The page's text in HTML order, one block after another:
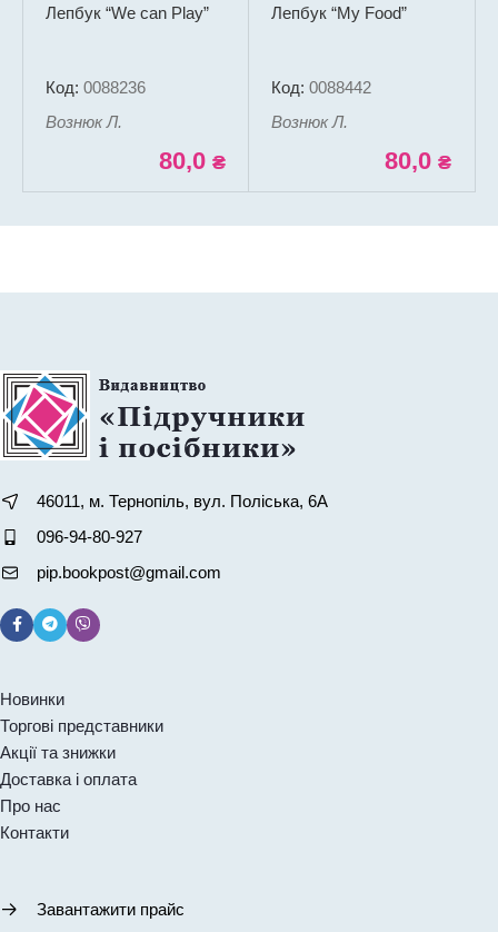
Лепбук “We can Play”
Код: 0088236
Вознюк Л.
80,0 ₴
Лепбук “My Food”
Код: 0088442
Вознюк Л.
80,0 ₴
46011, м. Тернопіль, вул. Поліська, 6А
096-94-80-927
pip.bookpost@gmail.com
Новинки
Торгові представники
Акції та знижки
Доставка і оплата
Про нас
Контакти
Завантажити прайс